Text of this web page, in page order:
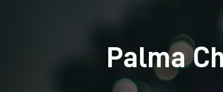
Palma